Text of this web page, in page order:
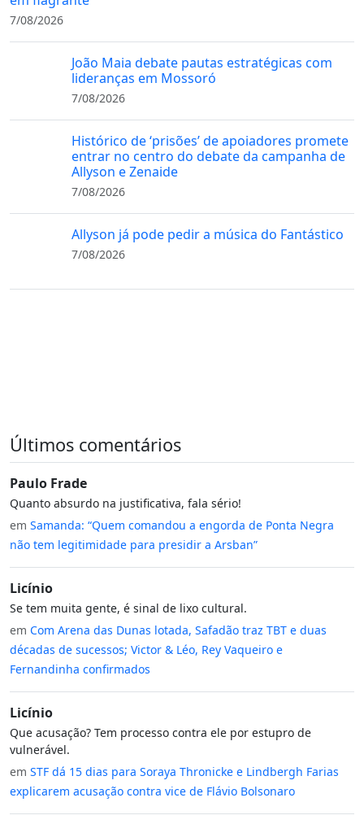
7/08/2026
João Maia debate pautas estratégicas com
lideranças em Mossoró
7/08/2026
Histórico de ‘prisões’ de apoiadores promete
entrar no centro do debate da campanha de
Allyson e Zenaide
7/08/2026
Allyson já pode pedir a música do Fantástico
7/08/2026
Últimos comentários
Paulo Frade
Quanto absurdo na justificativa, fala sério!
em Samanda: “Quem comandou a engorda de Ponta Negra
não tem legitimidade para presidir a Arsban”
Licínio
Se tem muita gente, é sinal de lixo cultural.
em Com Arena das Dunas lotada, Safadão traz TBT e duas
décadas de sucessos; Victor & Léo, Rey Vaqueiro e
Fernandinha confirmados
Licínio
Que acusação? Tem processo contra ele por estupro de
vulnerável.
em STF dá 15 dias para Soraya Thronicke e Lindbergh Farias
explicarem acusação contra vice de Flávio Bolsonaro